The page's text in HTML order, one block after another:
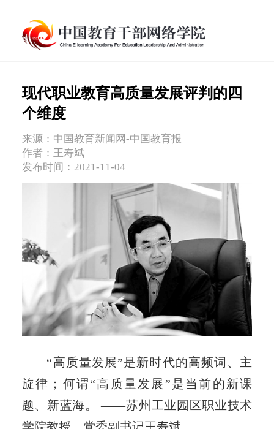
现代职业教育高质量发展评判的四
个维度
来源：中国教育新闻网-中国教育报
作者：王寿斌
发布时间：2021-11-04
“高质量发展”是新时代的高频词、主
旋律；何谓“高质量发展”是当前的新课
题、新蓝海。 ——苏州工业园区职业技术